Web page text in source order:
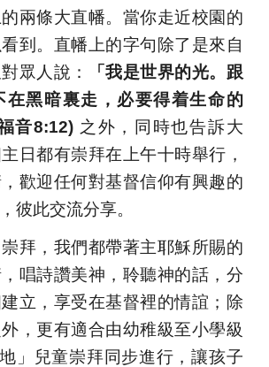
兩條大直幡。當你走近校園的
到。直幡上的字句除了是來自
眾人說：
「我是世界的光。跟
在黑暗裏走，必要得着生命的
音8:12) 之外，同時也告訴大
日都有崇拜在上午十時舉行，
歡迎任何對基督信仰有興趣的
彼此交流分享。
拜，我們都帶著主耶穌所賜的
唱詩讚美神，聆聽神的話，分
立，享受在基督裡的情誼；除
，更有適合由幼稚級至小學級
」兒童崇拜同步進行，讓孩子